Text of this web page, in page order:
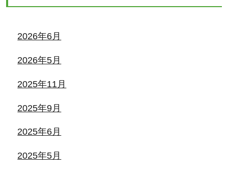
2026年6月
2026年5月
2025年11月
2025年9月
2025年6月
2025年5月